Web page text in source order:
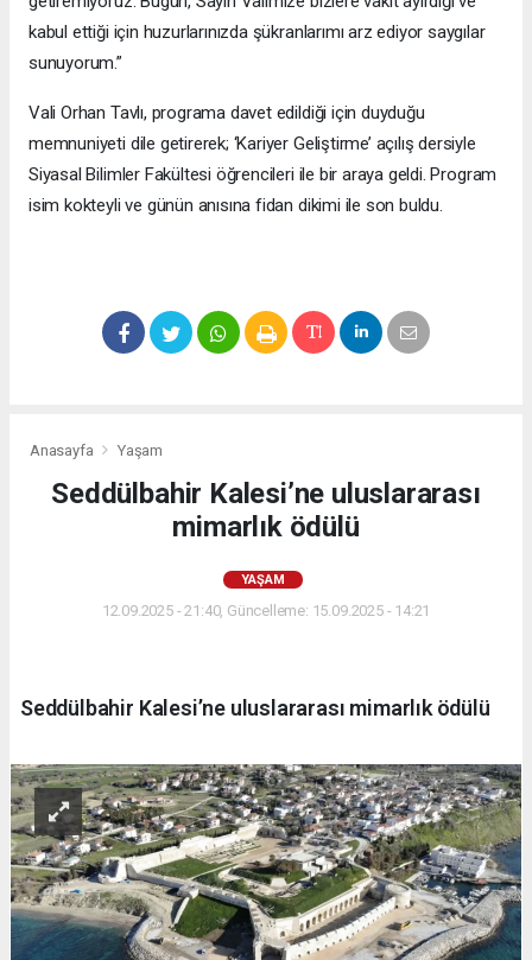
kabul ettiği için huzurlarınızda şükranlarımı arz ediyor saygılar
sunuyorum.”
Vali Orhan Tavlı, programa davet edildiği için duyduğu
memnuniyeti dile getirerek; ‘Kariyer Geliştirme’ açılış dersiyle
Siyasal Bilimler Fakültesi öğrencileri ile bir araya geldi. Program
isim kokteyli ve günün anısına fidan dikimi ile son buldu.
Anasayfa Yaşam
Seddülbahir Kalesi’ne uluslararası
mimarlık ödülü
YAŞAM
12.09.2025 - 21:40, Güncelleme: 15.09.2025 - 14:21
Seddülbahir Kalesi’ne uluslararası mimarlık ödülü